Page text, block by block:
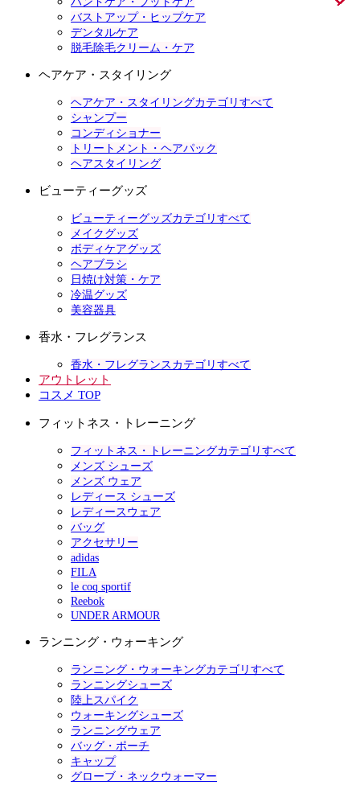
バストアップ・ヒップケア
デンタルケア
脱毛除毛クリーム・ケア
ヘアケア・スタイリング
ヘアケア・スタイリングカテゴリすべて
シャンプー
コンディショナー
トリートメント・ヘアパック
ヘアスタイリング
ビューティーグッズ
ビューティーグッズカテゴリすべて
メイクグッズ
ボディケアグッズ
ヘアブラシ
日焼け対策・ケア
冷温グッズ
美容器具
香水・フレグランス
香水・フレグランスカテゴリすべて
アウトレット
コスメ TOP
フィットネス・トレーニング
フィットネス・トレーニングカテゴリすべて
メンズ シューズ
メンズ ウェア
レディース シューズ
レディースウェア
バッグ
アクセサリー
adidas
FILA
le coq sportif
Reebok
UNDER ARMOUR
ランニング・ウォーキング
ランニング・ウォーキングカテゴリすべて
ランニングシューズ
陸上スパイク
ウォーキングシューズ
ランニングウェア
バッグ・ポーチ
キャップ
グローブ・ネックウォーマー